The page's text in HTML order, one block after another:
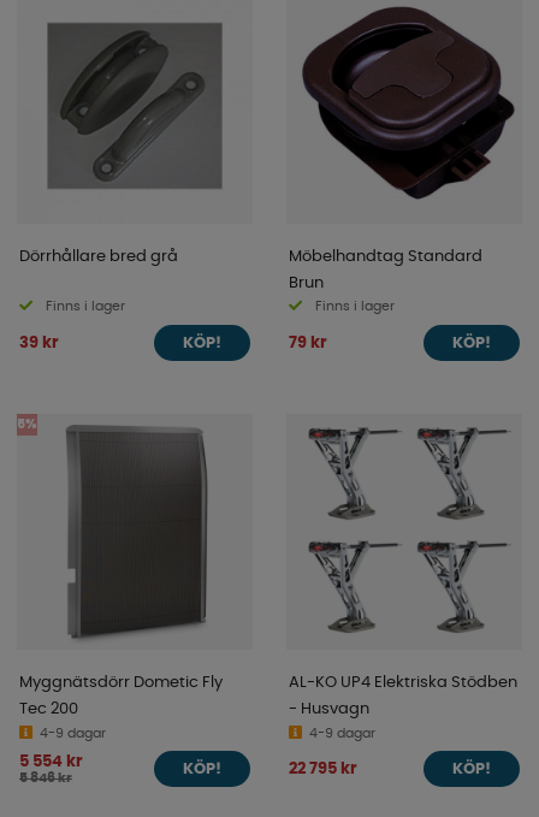
Dörrhållare bred grå
Finns i lager
39 kr KÖP!
Möbelhandtag Standard
Brun
Finns i lager
79 kr KÖP!
5%
Myggnätsdörr Dometic Fly
Tec 200
4-9 dagar
5 554 kr
5 846 kr
KÖP!
AL-KO UP4 Elektriska Stödben
- Husvagn
4-9 dagar
22 795 kr KÖP!